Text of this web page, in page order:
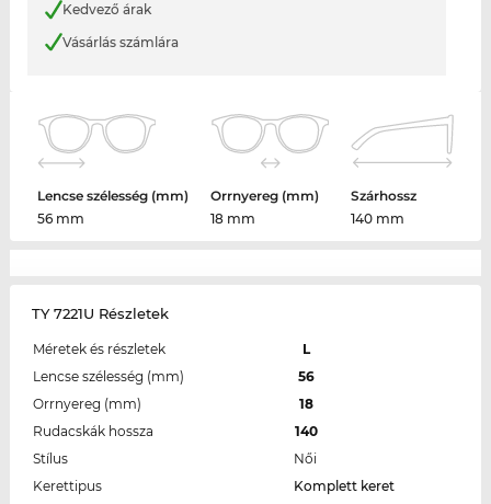
Kedvező árak
Vásárlás számlára
Lencse szélesség (mm)
56 mm
Orrnyereg (mm)
18 mm
Szárhossz
140 mm
TY 7221U Részletek
Méretek és részletek
L
Lencse szélesség (mm)
56
Orrnyereg (mm)
18
Rudacskák hossza
140
Stílus
Női
Kerettipus
Komplett keret